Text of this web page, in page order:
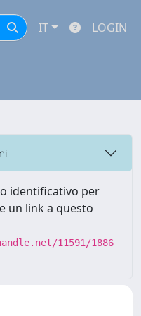
IT LOGIN
identificativo per
un link a questo
11591/1886